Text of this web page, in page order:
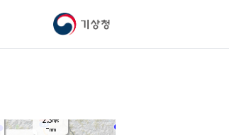
기상청
2.3m/s
-mm